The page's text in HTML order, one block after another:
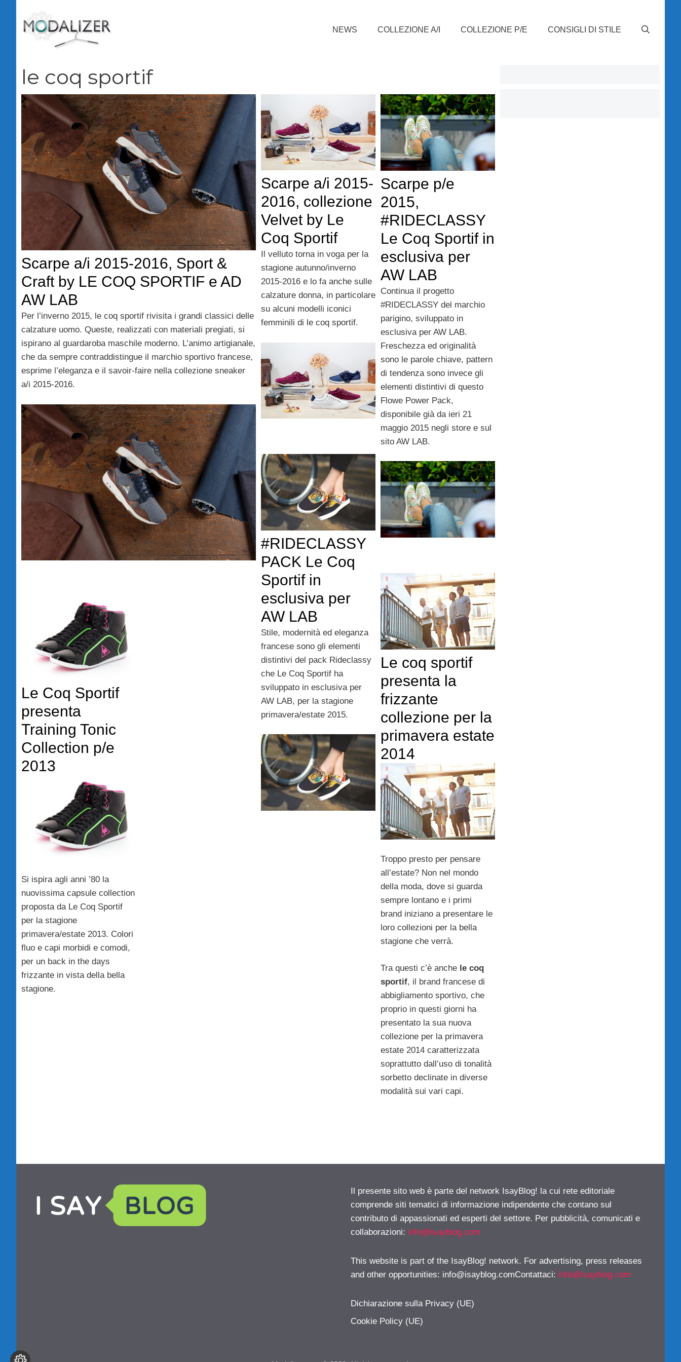
contenuto
NEWS COLLEZIONE A/I COLLEZIONE P/E CONSIGLI DI STILE
le coq sportif
Scarpe a/i 2015-2016, Sport &
Craft by LE COQ SPORTIF e AD
AW LAB
Per l’inverno 2015, le coq sportif rivisita i grandi classici delle
calzature uomo. Queste, realizzati con materiali pregiati, si
ispirano al guardaroba maschile moderno. L’animo artigianale,
che da sempre contraddistingue il marchio sportivo francese,
esprime l’eleganza e il savoir-faire nella collezione sneaker
a/i 2015-2016.
Scarpe a/i 2015-
2016, collezione
Velvet by Le
Coq Sportif
Il velluto torna in voga per la
stagione autunno/inverno
2015-2016 e lo fa anche sulle
calzature donna, in particolare
su alcuni modelli iconici
femminili di le coq sportif.
Scarpe p/e
2015,
#RIDECLASSY
Le Coq Sportif in
esclusiva per
AW LAB
Continua il progetto
#RIDECLASSY del marchio
parigino, sviluppato in
esclusiva per AW LAB.
Freschezza ed originalità
sono le parole chiave, pattern
di tendenza sono invece gli
elementi distintivi di questo
Flowe Power Pack,
disponibile già da ieri 21
maggio 2015 negli store e sul
sito AW LAB.
#RIDECLASSY
PACK Le Coq
Sportif in
esclusiva per
AW LAB
Stile, modernità ed eleganza
francese sono gli elementi
distintivi del pack Rideclassy
che Le Coq Sportif ha
sviluppato in esclusiva per
AW LAB, per la stagione
primavera/estate 2015.
Le coq sportif
presenta la
frizzante
collezione per la
primavera estate
2014
Troppo presto per pensare
all’estate? Non nel mondo
della moda, dove si guarda
sempre lontano e i primi
brand iniziano a presentare le
loro collezioni per la bella
stagione che verrà.
Tra questi c’è anche le coq
sportif, il brand francese di
abbigliamento sportivo, che
proprio in questi giorni ha
presentato la sua nuova
collezione per la primavera
estate 2014 caratterizzata
soprattutto dall’uso di tonalità
sorbetto declinate in diverse
modalità sui vari capi.
Le Coq Sportif
presenta
Training Tonic
Collection p/e
2013
Si ispira agli anni ’80 la
nuovissima capsule collection
proposta da Le Coq Sportif
per la stagione
primavera/estate 2013. Colori
fluo e capi morbidi e comodi,
per un back in the days
frizzante in vista della bella
stagione.
Il presente sito web è parte del network IsayBlog! la cui rete editoriale
comprende siti tematici di informazione indipendente che contano sul
contributo di appassionati ed esperti del settore. Per pubblicità, comunicati e
collaborazioni: info@isayblog.com
This website is part of the IsayBlog! network. For advertising, press releases
and other opportunities: info@isayblog.comContattaci: info@isayblog.com
Dichiarazione sulla Privacy (UE)
Cookie Policy (UE)